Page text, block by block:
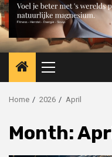
Primary
Menu
Home 2026 April
Month: